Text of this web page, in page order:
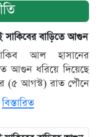
সাকিবের বাড়িতে আগুন
আল হাসানের
আগুন ধরিয়ে দিয়েছে
(৫ আগস্ট) রাত পৌনে
বিস্তারিত